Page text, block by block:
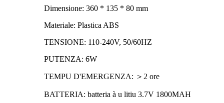
Dimensione: 360 * 135 * 80 mm
Materiale: Plastica ABS
TENSIONE: 110-240V, 50/60HZ
PUTENZA: 6W
TEMPU D'EMERGENZA: ＞2 ore
BATTERIA: batteria à u litiu 3.7V 1800MAH